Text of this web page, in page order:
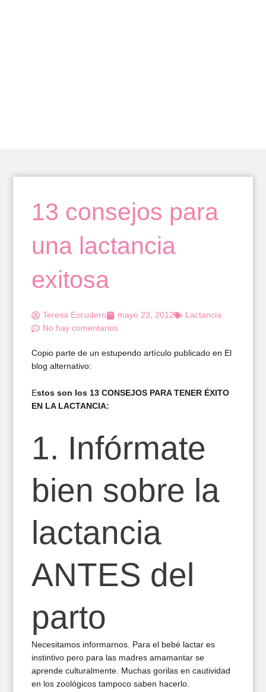
13 consejos para
una lactancia
exitosa
Teresa Escudero mayo 23, 2012
Lactancia
No hay comentarios
Copio parte de un estupendo artículo publicado en El
blog alternativo:
Estos son los 13 CONSEJOS PARA TENER ÉXITO
EN LA LACTANCIA:
1. Infórmate
bien sobre la
lactancia
ANTES del
parto
Necesitamos informarnos. Para el bebé lactar es
instintivo pero para las madres amamantar se
aprende culturalmente. Muchas gorilas en cautividad
en los zoológicos tampoco saben hacerlo.